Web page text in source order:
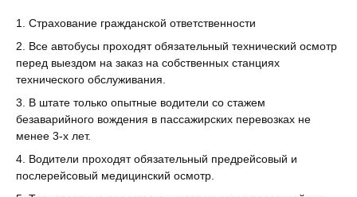
Страхование гражданской ответственности
Все автобусы проходят обязательный технический осмотр
перед выездом на заказ на собственных станциях
технического обслуживания.
В штате только опытные водители со стажем
безаварийного вождения в пассажирских перевозках не
менее 3-х лет.
Водители проходят обязательный предрейсовый и
послерейсовый медицинский осмотр.